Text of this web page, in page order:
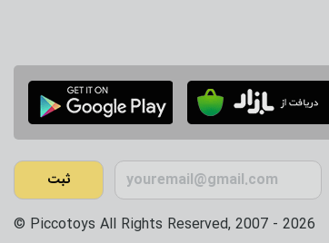
ثبت
Piccotoys All Rights Reserved, 2007 - 2026 ©